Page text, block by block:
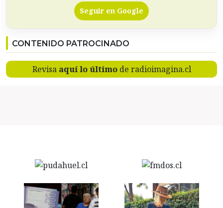
Seguir en Google
CONTENIDO PATROCINADO
Revisa aquí lo últimode radioimagina.cl